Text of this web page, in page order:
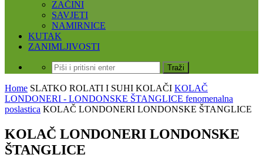
ZAČINI
SAVJETI
NAMIRNICE
KUTAK
ZANIMLJIVOSTI
Home SLATKO ROLATI I SUHI KOLAČI KOLAČ
LONDONERI - LONDONSKE ŠTANGLICE fenomenalna
poslastica KOLAČ LONDONERI LONDONSKE ŠTANGLICE
KOLAČ LONDONERI LONDONSKE
ŠTANGLICE